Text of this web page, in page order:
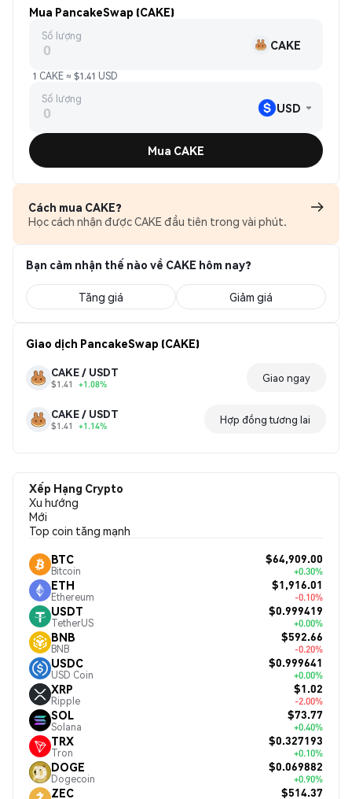
Mua PancakeSwap (CAKE)
Số lượng
CAKE
1 CAKE ≈ $1.41 USD
Số lượng
USD
Mua CAKE
Cách mua CAKE?
Học cách nhận được CAKE đầu tiên trong vài phút.
Bạn cảm nhận thế nào về CAKE hôm nay?
Tăng giá Giảm giá
Giao dịch PancakeSwap (CAKE)
CAKE / USDT
$1.41 +1.08% Giao ngay
CAKE / USDT
$1.41 +1.14% Hợp đồng tương lai
Xếp Hạng Crypto
Xu hướng
Mới
Top coin tăng mạnh
BTC
Bitcoin
$64,909.00
+0.30%
ETH
Ethereum
$1,916.01
-0.10%
USDT
TetherUS
$0.999419
+0.00%
BNB
BNB
$592.66
-0.20%
USDC
USD Coin
$0.999641
+0.00%
XRP
Ripple
$1.02
-2.00%
SOL
Solana
$73.77
+0.40%
TRX
Tron
$0.327193
+0.10%
DOGE
Dogecoin
$0.069882
+0.90%
ZEC $514.37